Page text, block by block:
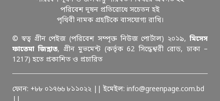
পরিবেশ দূষন প্রতিরোধে সচেতন হই
পৃথিবী নামক গ্রহটিকে বাসযোগ্য রাখি।
© স্বত্ব গ্রীন পেইজ (পরিবেশ সম্পৃক্ত নিউজ পোর্টাল) ২০১৯, মিসেস
ফাতেমা জিন্নাত, গ্রীন মুভমেন্ট (কর্তৃক 62 সিদ্ধেশ্বরী রোড, ঢাকা –
1217) হতে প্রকাশিত ও প্রচারিত
ফোন: +৮৮ ০১৭৬৬ ৮১১০২২ || ইমেইল: info@greenpage.com.bd